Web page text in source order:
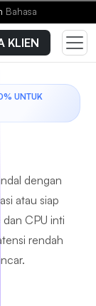
Bahasa
KLIEN
UNTUK
dengan
atau siap
CPU inti
rendah